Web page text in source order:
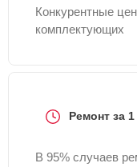
Конкурентные
комплектующих
Ремонт за
В 95% случаев